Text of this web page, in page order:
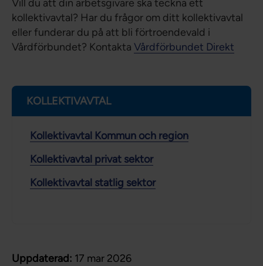
Vill du att din arbetsgivare ska teckna ett
kollektivavtal? Har du frågor om ditt kollektivavtal
eller funderar du på att bli förtroendevald i
Vårdförbundet? Kontakta Vårdförbundet Direkt
KOLLEKTIVAVTAL
Kollektivavtal Kommun och region
Kollektivavtal privat sektor
Kollektivavtal statlig sektor
Uppdaterad: 17 mar 2026